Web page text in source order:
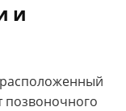
и
позвоночного